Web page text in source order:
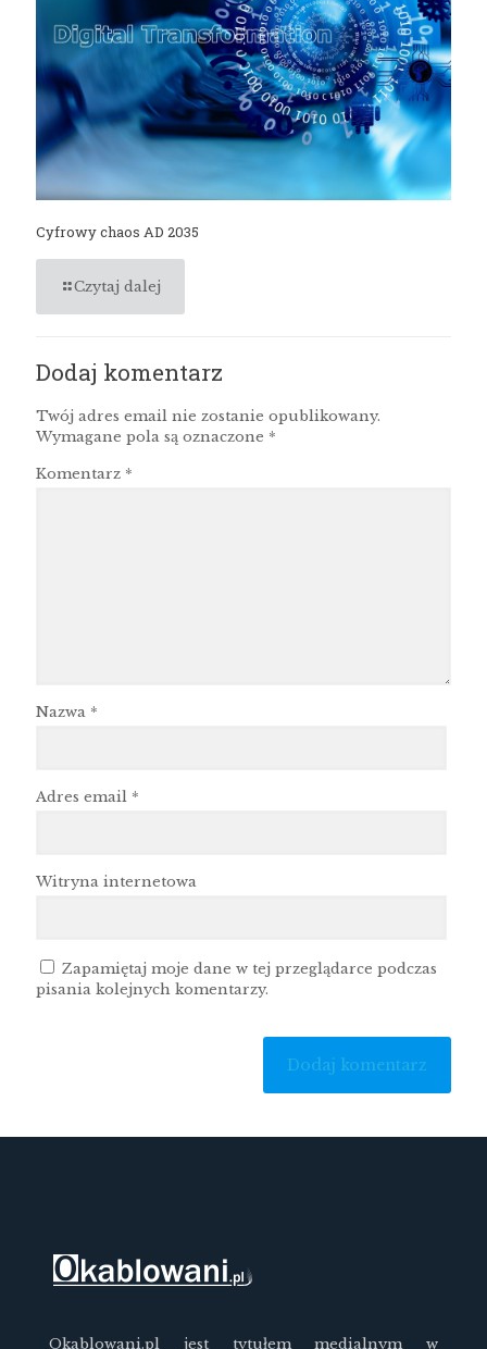
Cyfrowy chaos AD 2035
Czytaj dalej
Dodaj komentarz
Twój adres email nie zostanie opublikowany.
Wymagane pola są oznaczone *
Komentarz *
Nazwa *
Adres email *
Witryna internetowa
Zapamiętaj moje dane w tej przeglądarce podczas
pisania kolejnych komentarzy.
Okablowani.pl jest tytułem medialnym w